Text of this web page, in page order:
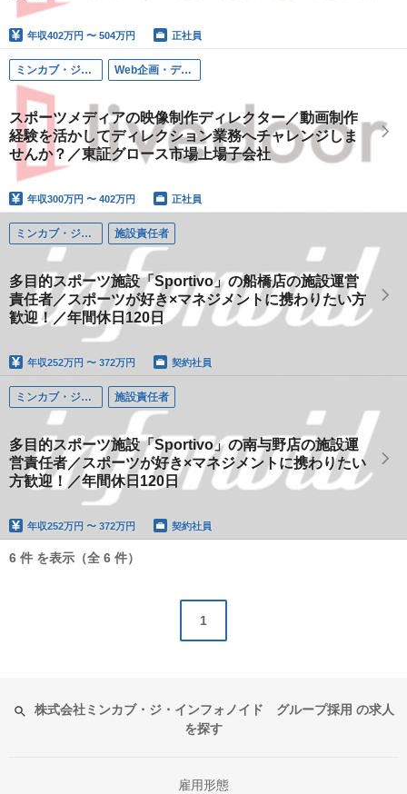
年収402万円 〜 504万円 正社員
ミンカブ・ジ・インフォノイド（ライブドア スポーツ事業本部） Web企画・ディレクション
スポーツメディアの映像制作ディレクター／動画制作
経験を活かしてディレクション業務へチャレンジしま
せんか？／東証グロース市場上場子会社
年収300万円 〜 402万円 正社員
ミンカブ・ジ・インフォノイド（ライブドア スポーツ事業本部） 施設責任者
多目的スポーツ施設「Sportivo」の船橋店の施設運営
責任者／スポーツが好き×マネジメントに携わりたい方
歓迎！／年間休日120日
年収252万円 〜 372万円 契約社員
ミンカブ・ジ・インフォノイド（ライブドア スポーツ事業本部） 施設責任者
多目的スポーツ施設「Sportivo」の南与野店の施設運
営責任者／スポーツが好き×マネジメントに携わりたい
方歓迎！／年間休日120日
年収252万円 〜 372万円 契約社員
6 件 を表示（全 6 件）
1
株式会社ミンカブ・ジ・インフォノイド グループ採用 の求人
を探す
雇用形態